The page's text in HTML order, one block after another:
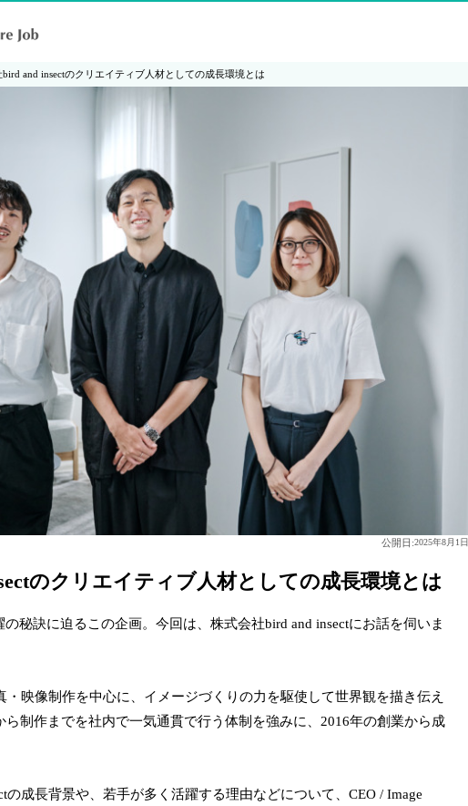
and insectのクリエイティブ人材としての成長環境とは
公開日:2025年8月1日
のクリエイティブ人材としての成長環境とは
秘訣に迫るこの企画。今回は、株式会社bird and insectにお話を伺いま
・映像制作を中心に、イメージづくりの力を駆使して世界観を描き伝え
ら制作までを社内で一気通貫で行う体制を強みに、2016年の創業から成
の成長背景や、若手が多く活躍する理由などについて、CEO / Image